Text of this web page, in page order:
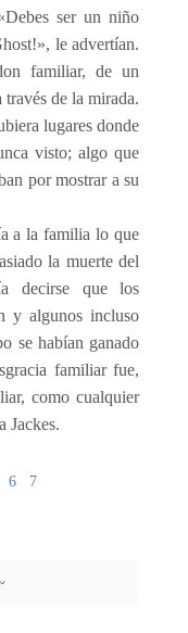
ser un niño
le advertían.
familiar, de un
de la mirada.
lugares donde
visto; algo que
por mostrar a su
a la familia lo que
la muerte del
decirse que los
y algunos incluso
se habían ganado
familiar fue,
como cualquier
Jackes.
6 7